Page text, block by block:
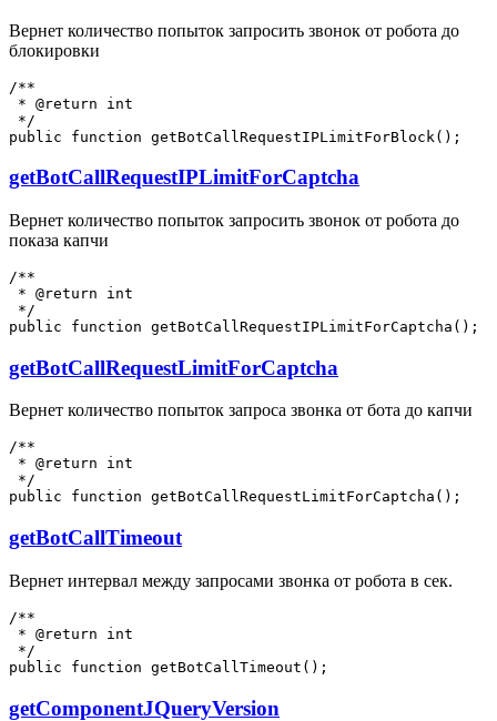
Вернет количество попыток запросить звонок от робота до
блокировки
/**
* @return int
*/
getBotCallRequestIPLimitForCaptcha
Вернет количество попыток запросить звонок от робота до
показа капчи
/**
* @return int
*/
getBotCallRequestLimitForCaptcha
Вернет количество попыток запроса звонка от бота до капчи
/**
* @return int
*/
getBotCallTimeout
Вернет интервал между запросами звонка от робота в сек.
/**
* @return int
*/
getComponentJQueryVersion